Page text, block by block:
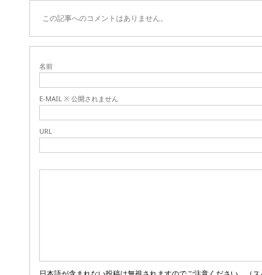
この記事へのコメントはありません。
名前
E-MAIL ※ 公開されません
URL